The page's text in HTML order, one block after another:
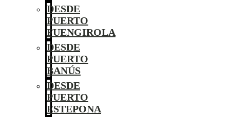
DESDE
PUERTO
FUENGIROLA
DESDE
PUERTO
BANÚS
DESDE
PUERTO
ESTEPONA